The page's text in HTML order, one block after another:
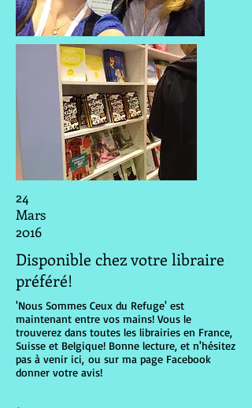
Disponible chez votre libraire
préféré!
24
Mars
2016
'Nous Sommes Ceux du Refuge' est
maintenant entre vos mains! Vous le
trouverez dans toutes les librairies en France,
Suisse et Belgique! Bonne lecture, et n'hésitez
pas à venir ici, ou sur ma page Facebook
donner votre avis!